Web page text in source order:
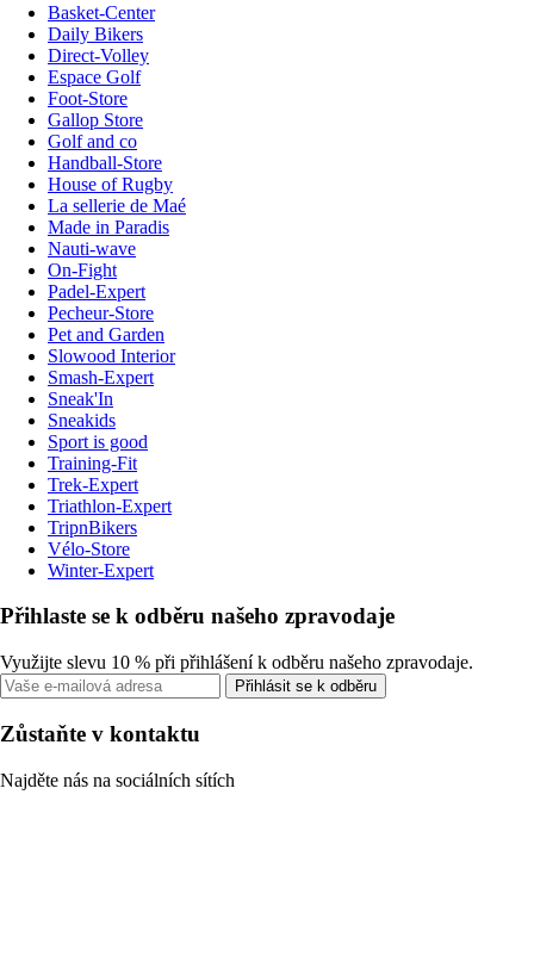
Basket-Center
Daily Bikers
Direct-Volley
Espace Golf
Foot-Store
Gallop Store
Golf and co
Handball-Store
House of Rugby
La sellerie de Maé
Made in Paradis
Nauti-wave
On-Fight
Padel-Expert
Pecheur-Store
Pet and Garden
Slowood Interior
Smash-Expert
Sneak'In
Sneakids
Sport is good
Training-Fit
Trek-Expert
Triathlon-Expert
TripnBikers
Vélo-Store
Winter-Expert
Přihlaste se k odběru našeho zpravodaje
Využijte slevu 10 % při přihlášení k odběru našeho zpravodaje.
Přihlásit se k odběru
Zůstaňte v kontaktu
Najděte nás na sociálních sítích